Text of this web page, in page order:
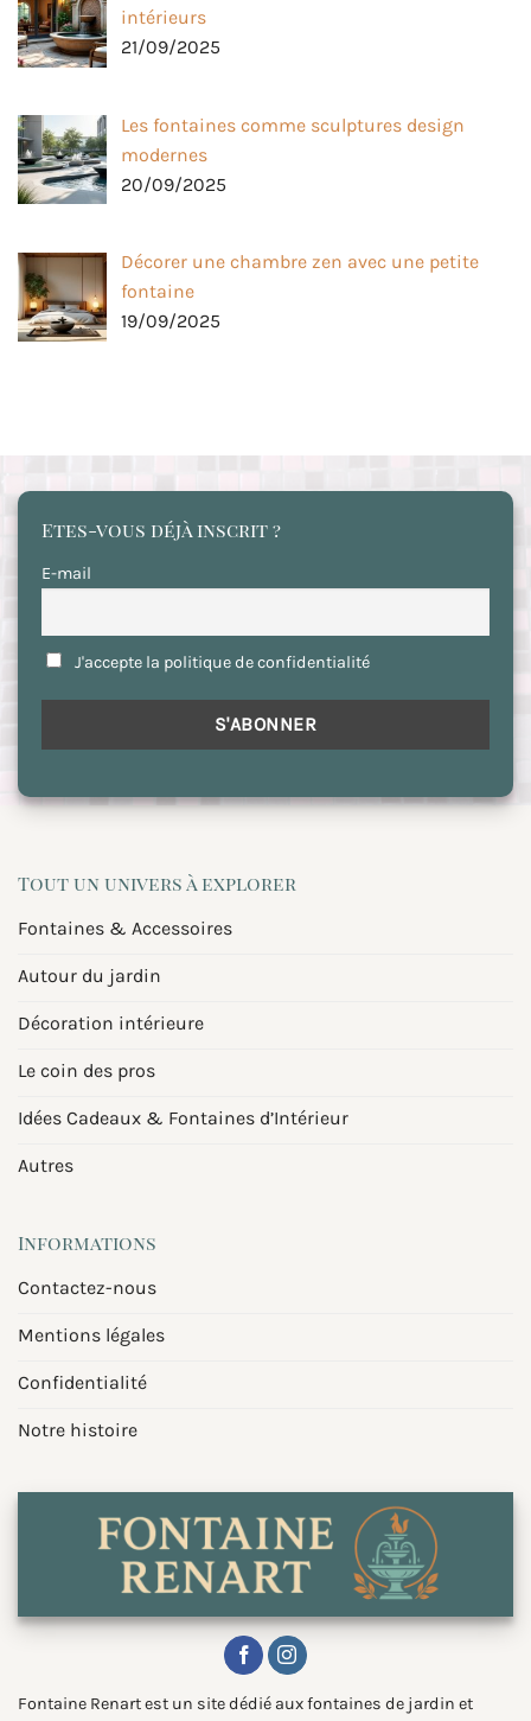
intérieurs
21/09/2025
Les fontaines comme sculptures design
modernes
20/09/2025
Décorer une chambre zen avec une petite
fontaine
19/09/2025
Etes-vous déjà inscrit ?
E-mail
J'accepte la politique de confidentialité
Tout un univers à explorer
Fontaines & Accessoires
Autour du jardin
Décoration intérieure
Le coin des pros
Idées Cadeaux & Fontaines d’Intérieur
Autres
Informations
Contactez-nous
Mentions légales
Confidentialité
Notre histoire
Fontaine Renart est un site dédié aux fontaines de jardin et